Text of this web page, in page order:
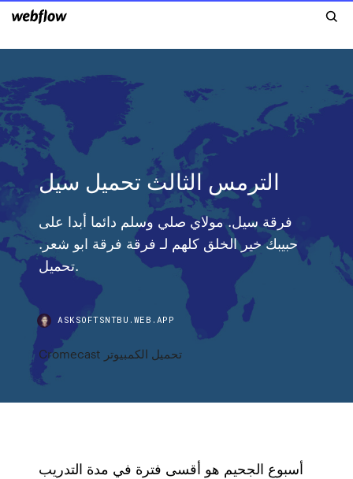
الترمس الثالث تحميل سيل
فرقة سيل. مولاي صلي وسلم دائما أبدا على
حبيبك خير الخلق كلهم لـ فرقة فرقة ابو شعر.
تحميل.
ASKSOFTSNTBU.WEB.APP
Cromecast تحميل الكمبيوتر
أسبوع الجحيم هو أقسى فترة في مدة التدريب